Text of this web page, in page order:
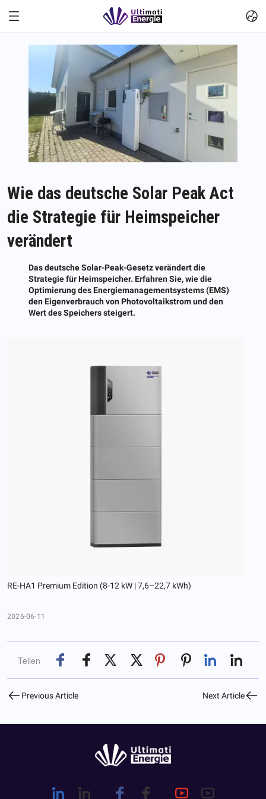
Wie das deutsche Solar Peak Act
die Strategie für Heimspeicher
verändert
Das deutsche Solar-Peak-Gesetz verändert die
Strategie für Heimspeicher. Erfahren Sie, wie die
Optimierung des Energiemanagementsystems (EMS)
den Eigenverbrauch von Photovoltaikstrom und den
Wert des Speichers steigert.
RE-HA1 Premium Edition (8-12 kW | 7,6–22,7 kWh)
2026-06-11
Teilen
Previous Article Next Article